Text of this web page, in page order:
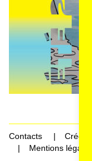
Contacts
Crédits
Mentions